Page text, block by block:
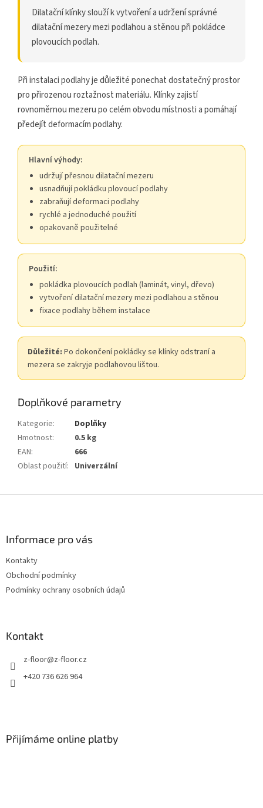
Dilatační klínky slouží k vytvoření a udržení správné
dilatační mezery mezi podlahou a stěnou při pokládce
plovoucích podlah.
Při instalaci podlahy je důležité ponechat dostatečný prostor
pro přirozenou roztažnost materiálu. Klínky zajistí
rovnoměrnou mezeru po celém obvodu místnosti a pomáhají
předejít deformacím podlahy.
Hlavní výhody:
udržují přesnou dilatační mezeru
usnadňují pokládku plovoucí podlahy
zabraňují deformaci podlahy
rychlé a jednoduché použití
opakovaně použitelné
Použití:
pokládka plovoucích podlah (laminát, vinyl, dřevo)
vytvoření dilatační mezery mezi podlahou a stěnou
fixace podlahy během instalace
Důležité: Po dokončení pokládky se klínky odstraní a
mezera se zakryje podlahovou lištou.
Doplňkové parametry
Kategorie:
Doplňky
Hmotnost:
0.5 kg
EAN:
666
Oblast použití: Univerzální
Informace pro vás
Kontakty
Obchodní podmínky
Podmínky ochrany osobních údajů
Kontakt
z-floor@z-floor.cz
+420 736 626 964
Přijímáme online platby